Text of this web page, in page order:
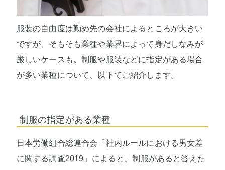
服装の自由度は勤め先の会社によるところが大きい
ですが、そもそも業種や業界によって身だしなみが
厳しいケースも。制服や服装などに指定がある場合
が多い業種について、以下でご紹介します。
制服の指定がある業種
日本労働組合総連合会「社内ルールにおける男女差
に関する調査2019」によると、制服があると答えた